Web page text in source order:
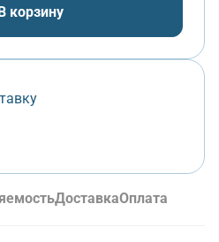
корзину
ДоставкаОплата